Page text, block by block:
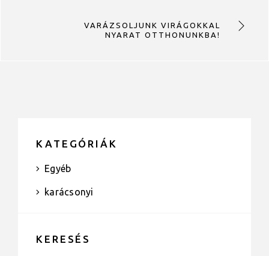
VARÁZSOLJUNK VIRÁGOKKAL
NYARAT OTTHONUNKBA!
KATEGÓRIÁK
Egyéb
karácsonyi
KERESÉS